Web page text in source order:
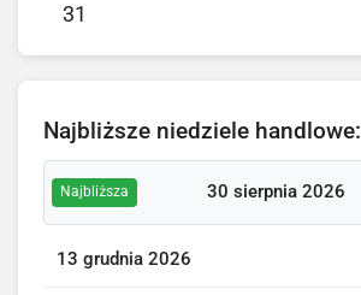
31
Najbliższe niedziele handlowe:
Najbliższa 30 sierpnia 2026
13 grudnia 2026